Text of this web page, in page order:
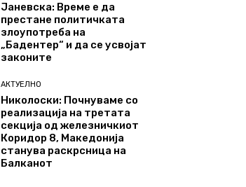
Јаневска: Време е да
престане политичката
злоупотреба на
„Бадентер“ и да се усвојат
законите
АКТУЕЛНО
Николоски: Почнуваме со
реализација на третата
секција од железничкиот
Коридор 8, Македонија
станува раскрсница на
Балканот